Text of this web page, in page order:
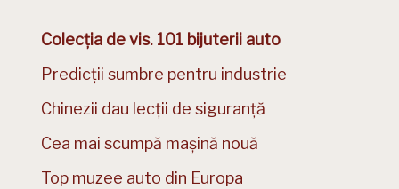
Colecția de vis. 101 bijuterii auto
Predicții sumbre pentru industrie
Chinezii dau lecții de siguranță
Cea mai scumpă mașină nouă
Top muzee auto din Europa